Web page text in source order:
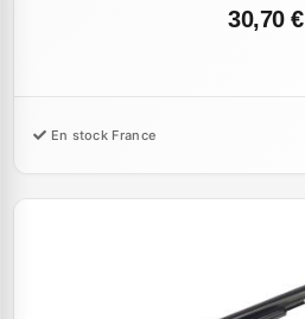
30,70 €
En stock France